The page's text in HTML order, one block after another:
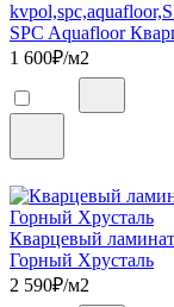
SPC Aquafloor
1 600₽/м2
Кварцевый
Горный Хрусталь
2 590₽/м2